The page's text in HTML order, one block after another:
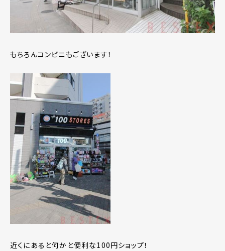
もちろんコンビニもございます！
近くにあると何かと便利な100円ショップ！